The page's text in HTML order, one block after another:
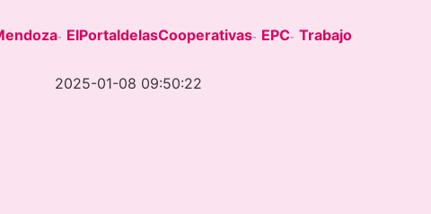
- ElPortaldelasCooperativas- EPC- Trabajo
2025-01-08 09:50:22